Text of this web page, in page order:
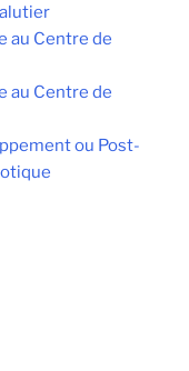
au Centre de
au Centre de
ou Post-